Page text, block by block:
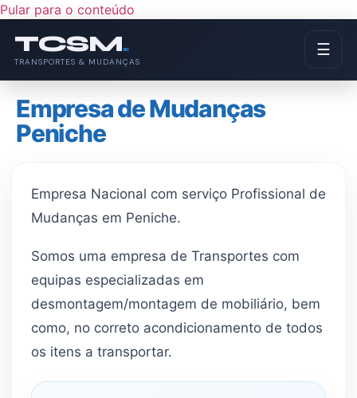
Pular para o conteúdo
TCSM.
TRANSPORTES & MUDANÇAS
☰
Empresa de Mudanças
Peniche
Empresa Nacional com serviço Profissional de
Mudanças em Peniche.
Somos uma empresa de Transportes com
equipas especializadas em
desmontagem/montagem de mobiliário, bem
como, no correto acondicionamento de todos
os itens a transportar.